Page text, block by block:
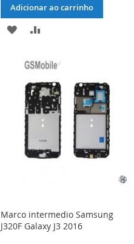
Adicionar ao carrinho
ADICIONAR
LISTA
DE
DESEJOS
ADICIONAR
COMPARAÇÃO
Marco intermedio Samsung
J320F Galaxy J3 2016